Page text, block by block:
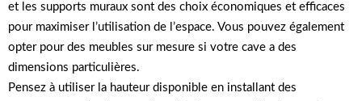
et les supports muraux sont des choix économiques et efficaces
pour maximiser l’utilisation de l’espace. Vous pouvez également
opter pour des meubles sur mesure si votre cave a des
dimensions particulières.
Pensez à utiliser la hauteur disponible en installant des